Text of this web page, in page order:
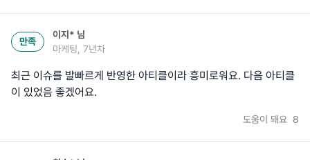
만족
이지* 님
마케팅, 7년차
최근 이슈를 발빠르게 반영한 아티클이라 흥미로워요. 다음 아티클
이 있었음 좋겠어요.
도움이 돼요 8